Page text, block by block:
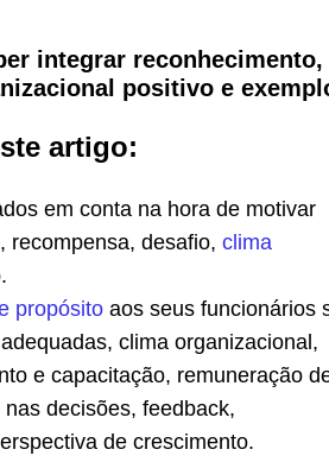
integrar reconhecimento,
positivo e
artigo:
em conta na hora de motivar
recompensa, desafio, clima
propósito aos seus funcionários
clima organizacional,
e capacitação, remuneração
decisões, feedback,
de crescimento.